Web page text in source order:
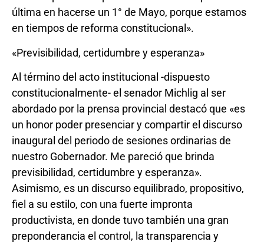
última en hacerse un 1° de Mayo, porque estamos
en tiempos de reforma constitucional».
«Previsibilidad, certidumbre y esperanza»
Al término del acto institucional -dispuesto
constitucionalmente- el senador Michlig al ser
abordado por la prensa provincial destacó que «es
un honor poder presenciar y compartir el discurso
inaugural del periodo de sesiones ordinarias de
nuestro Gobernador. Me pareció que brinda
previsibilidad, certidumbre y esperanza».
Asimismo, es un discurso equilibrado, propositivo,
fiel a su estilo, con una fuerte impronta
productivista, en donde tuvo también una gran
preponderancia el control, la transparencia y